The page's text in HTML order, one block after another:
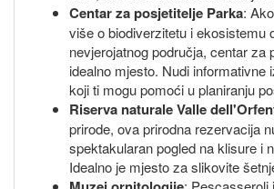
Centar za posjetitelje Parka:
više o biodiverzitetu i ekosistemu
nevjerojatnog područja, centar za
idealno mjesto. Nudi informativne
koji ti mogu pomoći u planiranju
Riserva naturale Valle
prirode, ova prirodna rezervacija
spektakularan pogled na klisure i
Idealno je mjesto za slikovite